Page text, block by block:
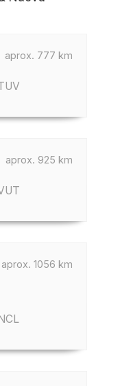
aprox. 777 km
aprox. 925 km
aprox. 1056 km